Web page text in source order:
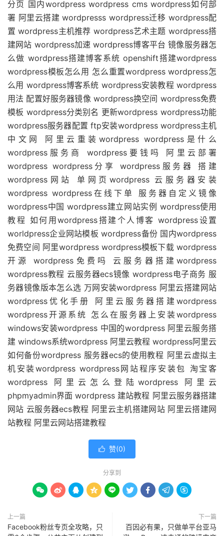
分页 国内wordpress wordpress cms wordpress如何部
署 阿里云搭建 wordpresss wordpress迁移 wordpress配
置 wordpress主机推荐 wordpress艺术主题 wordpress搭
建网站 wordpress加速 wordpress博客平台 镜像服务器怎
么做 wordpress搭建博客系统 openshift搭建wordpress
wordpress模板怎么用 怎么重置wordpress wordpress怎
么用 wordpress博客系统 wordpress安装教程 wordpress
用法 配置好服务器镜像 wordpress换空间 wordpress免费
模板 wordpress分类别名 更新wordpress wordpress功能
wordpress服务器配置 ftp安装wordpress wordpress主机
中文网 阿里云重装wordpress wordpress是什么
wordpress服务商 wordpress要钱吗 阿里云部署
wordpress wordpress分享 wordpress服务器 搭建
wordpress网站 单网页wordpress 云服务器安装
wordpress wordpress在线下单 服务器自定义镜像
wordpress中国 wordpress建立网站实例 wordpress使用
教程 如何用wordpress搭建个人博客 wordpress设置
worldpress企业网站模板 wordpress备份 国内wordpress
免费空间 阿里wordpress wordpress模板下载 wordpress
开源 wordpress免费吗 云服务器搭建wordpress
wordpress教程 云服务器ecs镜像 wordpress电子商务 服
务器镜像版本怎么选 万网安装wordpress 阿里云搭建网站
wordpress优化手册 阿里云服务器搭建wordpress
wordpress开源系统 怎么在服务器上安装wordpress
windows安装wordpress 中国的wordpress 阿里云服务搭
建 windows系统wordpress 阿里云教程 wordpress阿里云
如何备份wordpress 服务器ecs的使用教程 阿里云虚拟主
机安装wordpress wordpress网站程序安装包 淘宝客
wordpress 阿里云怎么登陆wordpress 阿里云
phpmyadmin界面 wordpress 建站教程 阿里云服务器搭建
网站 云服务器ecs教程 阿里云主机搭建网站 阿里云搭建网
站教程 阿里云网站搭建教程
 赞(0)
分享到
        
上一篇
Facebook粉丝专页全攻略，只
下一篇
百因必有果，只做单平台亚马